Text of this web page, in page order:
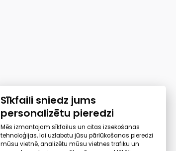
Sīkfaili sniedz jums
personalizētu pieredzi
Mēs izmantojam sīkfailus un citas izsekošanas
tehnoloģijas, lai uzlabotu jūsu pārlūkošanas pieredzi
mūsu vietnē, analizētu mūsu vietnes trafiku un